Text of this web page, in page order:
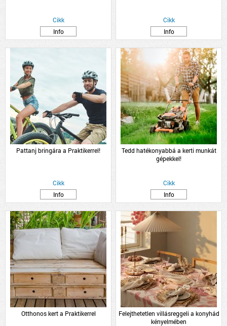
Cikk
Info
Cikk
Info
Pattanj bringára a Praktikerrel!
Cikk
Info
Tedd hatékonyabbá a kerti munkát
gépekkel!
Cikk
Info
Otthonos kert a Praktikerrel
Felejthetetlen villásreggeli a konyhád
kényelmében